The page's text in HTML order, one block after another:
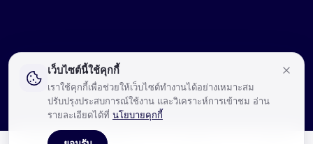
เว็บไซต์นี้ใช้คุกกี้
เราใช้คุกกี้เพื่อช่วยให้เว็บไซต์ทำงานได้อย่างเหมาะสม
ปรับปรุงประสบการณ์ใช้งาน และวิเคราะห์การเข้าชม อ่าน
รายละเอียดได้ที่ นโยบายคุกกี้